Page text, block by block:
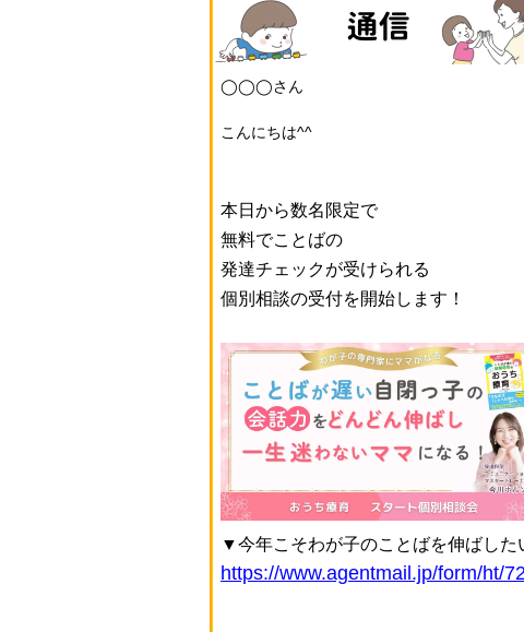
◯◯◯さん
こんにちは^^
本日から数名限定で
無料でことばの
発達チェックが受けられる
個別相談の受付を開始します！
▼今年こそわが子のことばを伸ばし
https://www.agentmail.jp/form/ht/